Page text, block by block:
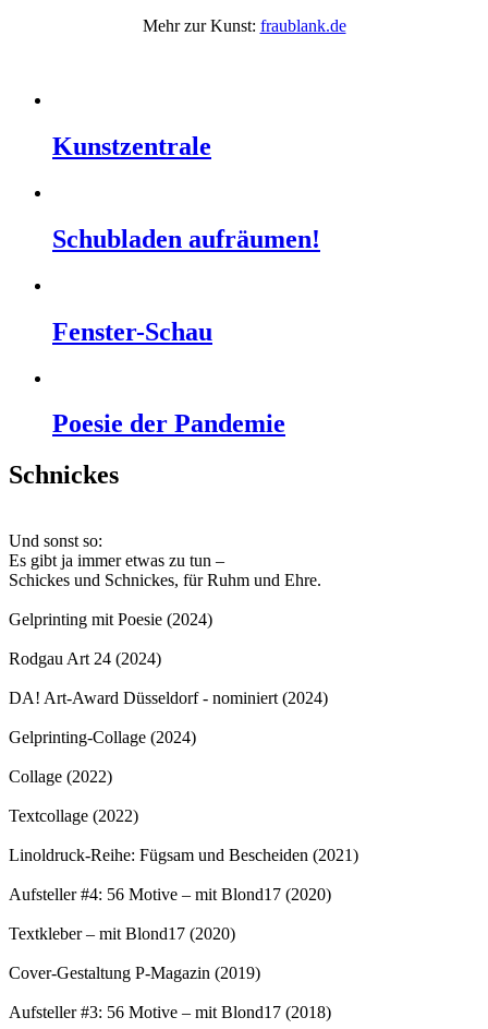
Mehr zur Kunst: fraublank.de
Kunstzentrale
Schubladen aufräumen!
Fenster-Schau
Poesie der Pandemie
Schnickes
Und sonst so:
Es gibt ja immer etwas zu tun –
Schickes und Schnickes, für Ruhm und Ehre.
Gelprinting mit Poesie (2024)
Rodgau Art 24 (2024)
DA! Art-Award Düsseldorf - nominiert (2024)
Gelprinting-Collage (2024)
Collage (2022)
Textcollage (2022)
Linoldruck-Reihe: Fügsam und Bescheiden (2021)
Aufsteller #4: 56 Motive – mit Blond17 (2020)
Textkleber – mit Blond17 (2020)
Cover-Gestaltung P-Magazin (2019)
Aufsteller #3: 56 Motive – mit Blond17 (2018)